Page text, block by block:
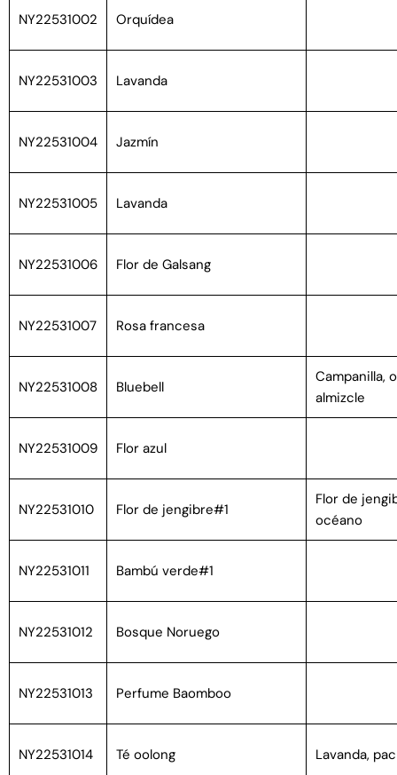
NY22531002 Orquídea
NY22531003 Lavanda
NY22531004 Jazmín
NY22531005 Lavanda
NY22531006 Flor de Galsang
NY22531007 Rosa francesa
NY22531008 Bluebell
Campanilla,
almizcle
NY22531009 Flor azul
NY22531010 Flor de jengibre#1
Flor de
océano
NY22531011 Bambú verde#1
NY22531012 Bosque Noruego
NY22531013 Perfume Baomboo
NY22531014 Té oolong Lavanda,